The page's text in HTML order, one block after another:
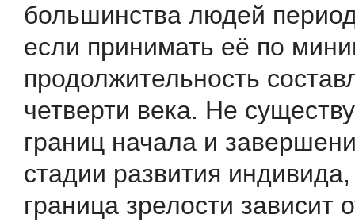
большинства людей
если принимать её по
продолжительность
четверти века. Не
границ начала и
стадии развития
граница зрелости зависит